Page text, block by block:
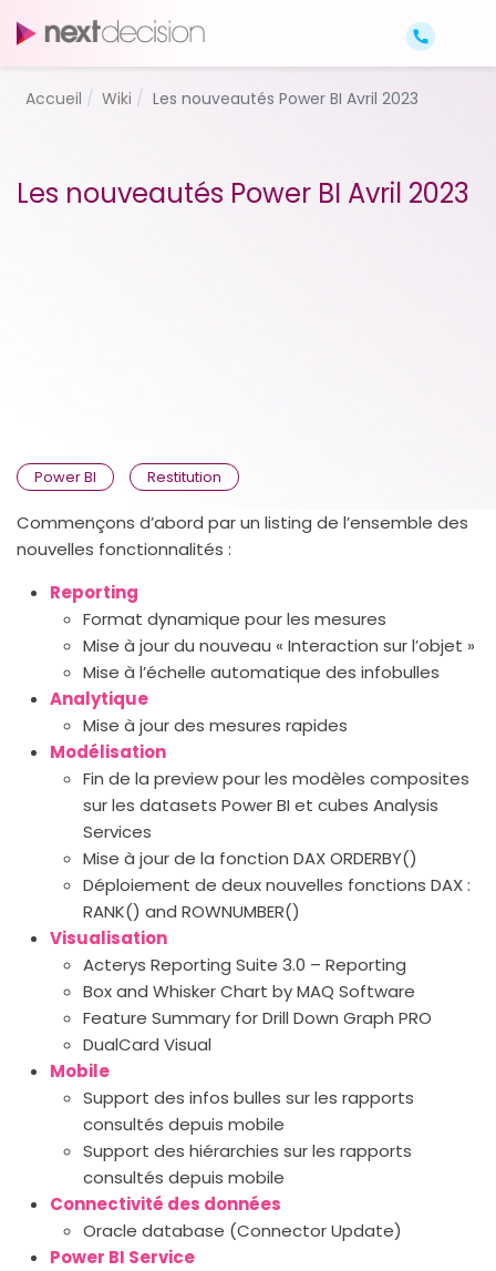
Accueil Wiki Les nouveautés Power BI Avril 2023
Les nouveautés Power BI Avril 2023
Power BI Restitution
Commençons d’abord par un listing de l’ensemble des
nouvelles fonctionnalités :
Reporting
Format dynamique pour les mesures
Mise à jour du nouveau « Interaction sur l’objet »
Mise à l’échelle automatique des infobulles
Analytique
Mise à jour des mesures rapides
Modélisation
Fin de la preview pour les modèles composites
sur les datasets Power BI et cubes Analysis
Services
Mise à jour de la fonction DAX ORDERBY()
Déploiement de deux nouvelles fonctions DAX :
RANK() and ROWNUMBER()
Visualisation
Acterys Reporting Suite 3.0 – Reporting
Box and Whisker Chart by MAQ Software
Feature Summary for Drill Down Graph PRO
DualCard Visual
Mobile
Support des infos bulles sur les rapports
consultés depuis mobile
Support des hiérarchies sur les rapports
consultés depuis mobile
Connectivité des données
Oracle database (Connector Update)
Power BI Service